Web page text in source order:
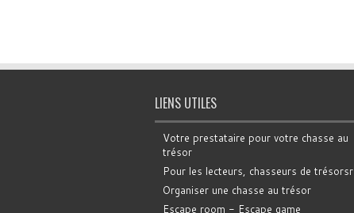
LIENS UTILES
Votre prestataire pour votre chasse au
trésor
Pour les lecteurs, chasseurs de trésorsr
Organiser une chasse au trésor
Escape room - Escape game